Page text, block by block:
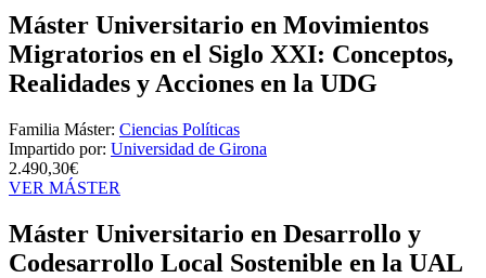
Máster Universitario en Movimientos
Migratorios en el Siglo XXI: Conceptos,
Realidades y Acciones en la UDG
Familia Máster: Ciencias Políticas
Impartido por: Universidad de Girona
2.490,30€
VER MÁSTER
Máster Universitario en Desarrollo y
Codesarrollo Local Sostenible en la UAL